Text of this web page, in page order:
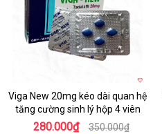
Viga New 20mg kéo dài quan hệ
tăng cường sinh lý hộp 4 viên
280.000₫ 350.000₫